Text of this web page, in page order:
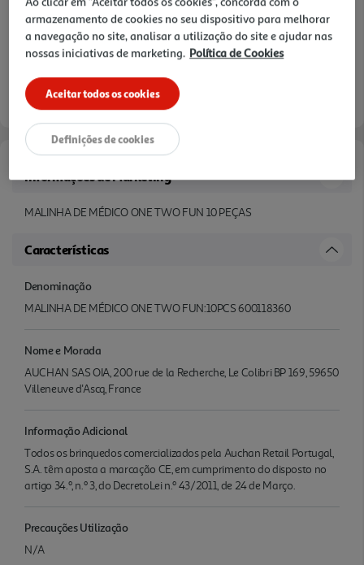
Entrega estimada entre 06/08/2026 e 07/08/2026
Informações de Marketing
MALINHA DE MÉDICO ONE TWO FUN 10 PEÇAS
Características
Denominação
MALINHA DE MÉDICO ONE TWO FUN:10PCS 600118360
Nome e Morada
AUCHAN SAS OIA, 200 rue de la Recherche, Le Colibri BP 169, 59650
Villeneuve d'Ascq, France
Informação Adicional
Todos os brinquedos comercializados pela Auchan Retail Portugal,
S.A. têm aposta a marcação CE, em cumprimento do disposto no
artigo 34.º, n.º 3, do DecretoLei n.º 43/2011, de 24 de Março.
Precauções Utilização
N/A
armazenamento de cookies no seu dispositivo para melhorar
a navegação no site, analisar a utilização do site e ajudar nas
nossas iniciativas de marketing. Política de Cookies
Aceitar todos os cookies
Definições de cookies